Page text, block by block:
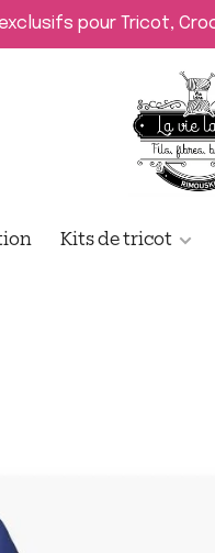
pour Tricot,
Kits de tricot